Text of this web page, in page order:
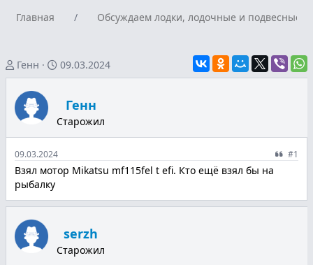
Главная / Обсуждаем лодки, лодочные и подвесные
Генн 09.03.2024
Генн
Старожил
09.03.2024 #1
Взял мотор Mikatsu mf115fel t efi. Кто ещё взял бы на
рыбалку
serzh
Старожил